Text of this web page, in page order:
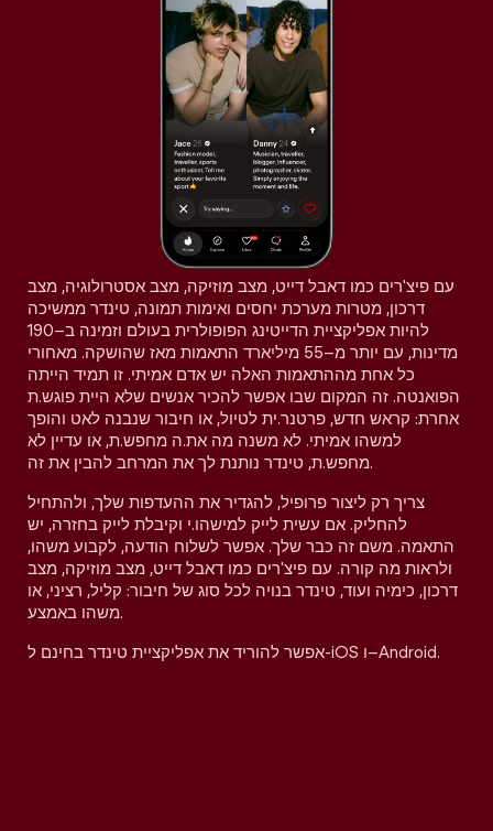
עם פיצ'רים כמו דאבל דייט, מצב מוזיקה, מצב אסטרולוגיה, מצב
דרכון, מטרות מערכת יחסים ואימות תמונה, טינדר ממשיכה
להיות אפליקציית הדייטינג הפופולרית בעולם וזמינה ב–190
מדינות, עם יותר מ–55 מיליארד התאמות מאז שהושקה. מאחורי
כל אחת מההתאמות האלה יש אדם אמיתי. זו תמיד הייתה
הפואנטה. זה המקום שבו אפשר להכיר אנשים שלא היית פוגש.ת
אחרת: קראש חדש, פרטנר.ית לטיול, או חיבור שנבנה לאט והופך
למשהו אמיתי. לא משנה מה את.ה מחפש.ת, או עדיין לא
מחפש.ת, טינדר נותנת לך את המרחב להבין את זה.
צריך רק ליצור פרופיל, להגדיר את ההעדפות שלך, ולהתחיל
להחליק. אם עשית לייק למישהו.י וקיבלת לייק בחזרה, יש
התאמה. משם זה כבר שלך. אפשר לשלוח הודעה, לקבוע משהו,
ולראות מה קורה. עם פיצ'רים כמו דאבל דייט, מצב מוזיקה, מצב
דרכון, כימיה ועוד, טינדר בנויה לכל סוג של חיבור: קליל, רציני, או
משהו באמצע.
אפשר להוריד את אפליקציית טינדר בחינם ל-iOS ו–Android.